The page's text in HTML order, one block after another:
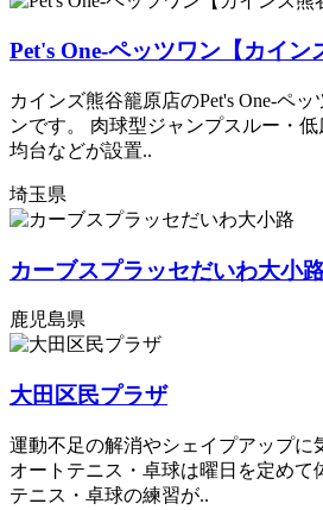
Pet's One-ペッツワン【カイン
カインズ熊谷籠原店のPet's One-ペ
ンです。 肉球型ジャンプスルー・
均台などが設置..
埼玉県
カーブスプラッセだいわ大小
鹿児島県
大田区民プラザ
運動不足の解消やシェイプアップに
オートテニス・卓球は曜日を定めて
テニス・卓球の練習が..